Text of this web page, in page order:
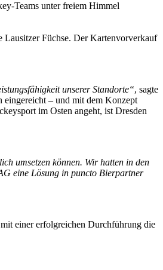
Teams unter freiem Himmel
Füchse. Der Kartenvorverkauf
unserer Standorte“, sagte
eingereicht – und mit dem Konzept
im Osten angeht, ist Dresden
umsetzen können. Wir hatten in den
eine Lösung in puncto Bierpartner
einer erfolgreichen Durchführung die